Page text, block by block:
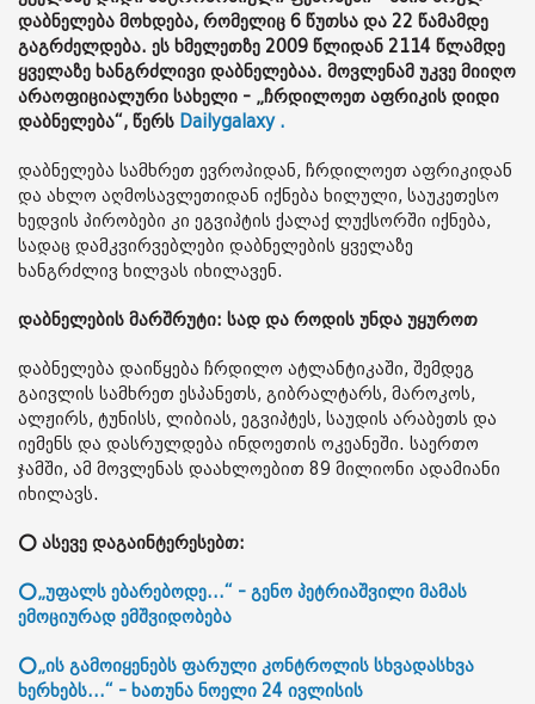
დაბნელება მოხდება, რომელიც 6 წუთსა და 22 წამამდე
გაგრძელდება. ეს ხმელეთზე 2009 წლიდან 2114 წლამდე
ყველაზე ხანგრძლივი დაბნელებაა. მოვლენამ უკვე მიიღო
არაოფიციალური სახელი - „ჩრდილოეთ აფრიკის დიდი
დაბნელება“, წერს Dailygalaxy .
დაბნელება სამხრეთ ევროპიდან, ჩრდილოეთ აფრიკიდან
და ახლო აღმოსავლეთიდან იქნება ხილული, საუკეთესო
ხედვის პირობები კი ეგვიპტის ქალაქ ლუქსორში იქნება,
სადაც დამკვირვებლები დაბნელების ყველაზე
ხანგრძლივ ხილვას იხილავენ.
დაბნელების მარშრუტი: სად და როდის უნდა უყუროთ
დაბნელება დაიწყება ჩრდილო ატლანტიკაში, შემდეგ
გაივლის სამხრეთ ესპანეთს, გიბრალტარს, მაროკოს,
ალჟირს, ტუნისს, ლიბიას, ეგვიპტეს, საუდის არაბეთს და
იემენს და დასრულდება ინდოეთის ოკეანეში. საერთო
ჯამში, ამ მოვლენას დაახლოებით 89 მილიონი ადამიანი
იხილავს.
⭕ ასევე დაგაინტერესებთ:
⭕„უფალს ებარებოდე...“ - გენო პეტრიაშვილი მამას
ემოციურად ემშვიდობება
⭕„ის გამოიყენებს ფარული კონტროლის სხვადასხვა
ხერხებს...“ - ხათუნა ნოელი 24 ივლისის